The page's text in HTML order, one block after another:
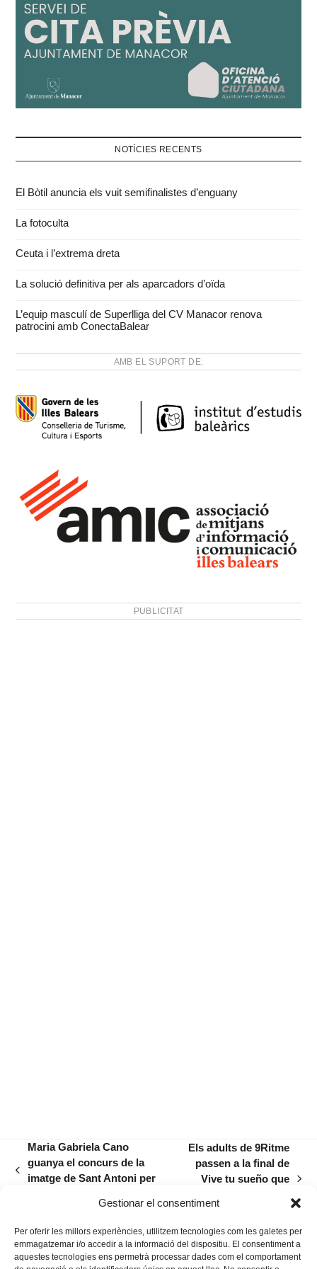
Gestionar el consentiment
Per oferir les millors experiències, utilitzem tecnologies com les galetes per
emmagatzemar i/o accedir a la informació del dispositiu. El consentiment a
aquestes tecnologies ens permetrà processar dades com el comportament
NOTÍCIES RECENTS
El Bòtil anuncia els vuit semifinalistes d’enguany
La fotoculta
Ceuta i l’extrema dreta
La solució definitiva per als aparcadors d’oïda
L’equip masculí de Superlliga del CV Manacor renova
patrocini amb ConectaBalear
AMB EL SUPORT DE:
PUBLICITAT
previous
Maria Gabriela Cano
guanya el concurs de la
imatge de Sant Antoni per
post:
Els adults de 9Ritme
passen a la final de
Vive tu sueño que